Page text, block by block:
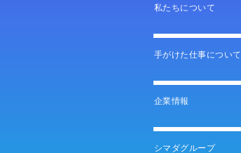
私たちについて
手がけた仕事について
企業情報
シマダグループ